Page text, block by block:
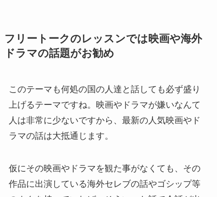
フリートークのレッスンでは映画や海外
ドラマの話題がお勧め
このテーマも何処の国の人達と話しても必ず盛り
上げるテーマですね。映画やドラマが嫌いなんて
人は非常に少ないですから、最新の人気映画やド
ラマの話は大抵通じます。
仮にその映画やドラマを観た事がなくても、その
作品に出演している海外セレブの話やゴシップ等